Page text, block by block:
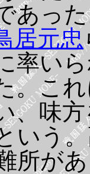
あっ
居元忠
率い
。こ
、味
いう
所が